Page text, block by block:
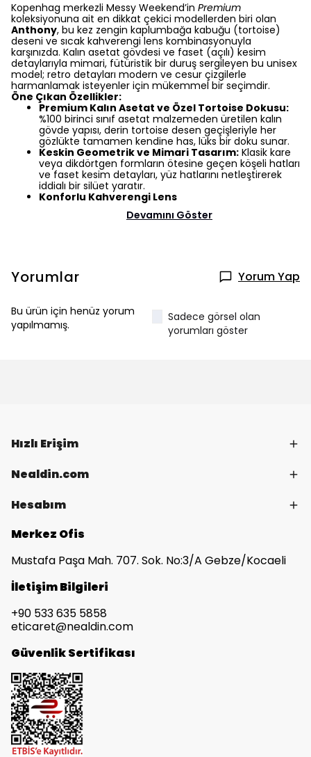
Kopenhag merkezli Messy Weekend’in Premium
koleksiyonuna ait en dikkat çekici modellerden biri olan
Anthony, bu kez zengin kaplumbağa kabuğu (tortoise)
deseni ve sıcak kahverengi lens kombinasyonuyla
karşınızda. Kalın asetat gövdesi ve faset (açılı) kesim
detaylarıyla mimari, fütüristik bir duruş sergileyen bu unisex
model; retro detayları modern ve cesur çizgilerle
harmanlamak isteyenler için mükemmel bir seçimdir.
Öne Çıkan Özellikler:
Premium Kalın Asetat ve Özel Tortoise Dokusu:
%100 birinci sınıf asetat malzemeden üretilen kalın
gövde yapısı, derin tortoise desen geçişleriyle her
gözlükte tamamen kendine has, lüks bir doku sunar.
Keskin Geometrik ve Mimari Tasarım: Klasik kare
veya dikdörtgen formların ötesine geçen köşeli hatları
ve faset kesim detayları, yüz hatlarını netleştirerek
iddialı bir silüet yaratır.
Konforlu Kahverengi Lens
Devamını Göster
Yorumlar Yorum Yap
Bu ürün için henüz yorum
yapılmamış.
Sadece görsel olan
yorumları göster
Hızlı Erişim
Nealdin.com
Hesabım
Merkez Ofis
Mustafa Paşa Mah. 707. Sok. No:3/A Gebze/Kocaeli
İletişim Bilgileri
+90 533 635 5858
eticaret@nealdin.com
Güvenlik Sertifikası